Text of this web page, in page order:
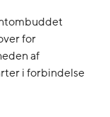
for
af
i forbindelse